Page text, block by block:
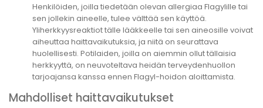
Henkilöiden, joilla tiedetään olevan allergiaa Flagylille tai
sen jollekin aineelle, tulee välttää sen käyttöä.
Yliherkkyysreaktiot tälle lääkkeelle tai sen aineosille voivat
aiheuttaa haittavaikutuksia, ja niitä on seurattava
huolellisesti. Potilaiden, joilla on aiemmin ollut tällaisia
herkkyyttä, on neuvoteltava heidän terveydenhuollon
tarjoajansa kanssa ennen Flagyl-hoidon aloittamista.
Mahdolliset haittavaikutukset